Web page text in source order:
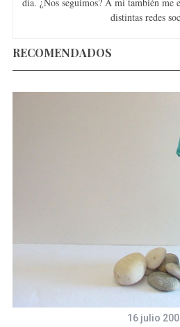
distintas redes
RECOMENDADOS
16 julio